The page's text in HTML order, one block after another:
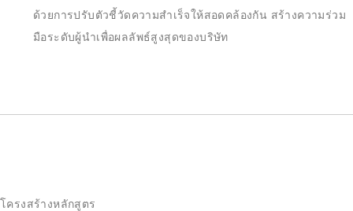
ด้วยการปรับตัวชี้วัดความสำเร็จให้สอดคล้องกัน สร้างความร่วม
มือระดับผู้นำเพื่อผลลัพธ์สูงสุดของบริษัท
โครงสร้างหลักสูตร